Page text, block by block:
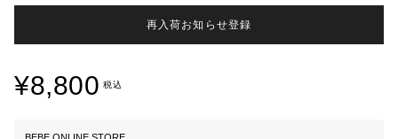
再入荷お知らせ登録
¥8,800 税込